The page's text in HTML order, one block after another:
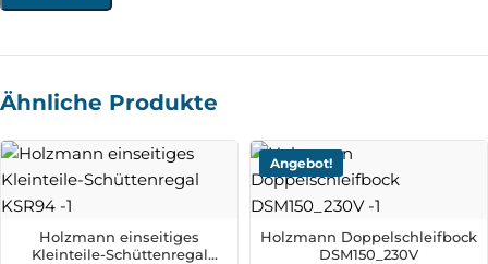
Ähnliche Produkte
Holzmann einseitiges
Kleinteile-Schüttenregal
Angebot!
Holzmann Doppelschleifbock
DSM150_230V